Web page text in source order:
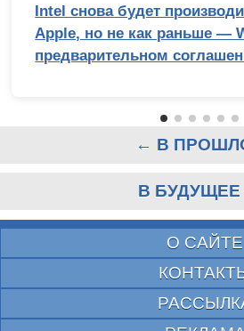
Intel снова будет
Apple, но не как раньше —
предварительном
← В
В БУДУЩЕЕ
О САЙТЕ